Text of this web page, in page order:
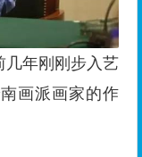
几年刚刚步入艺
画派画家的作